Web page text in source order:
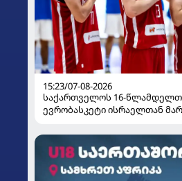
15:23/07-08-2026
საქართველოს 16-
ევრობასკეტი ისრაელთან